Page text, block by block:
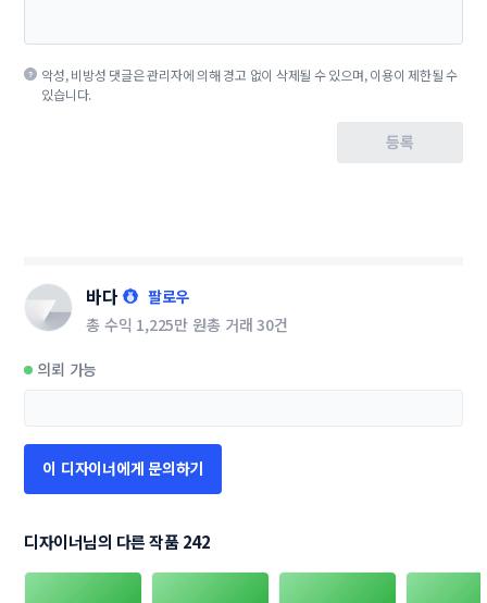
악성, 비방성 댓글은 관리자에 의해 경고 없이 삭제될 수 있으며, 이용이 제한될 수
있습니다.
등록
바다
팔로우
총 수익 1,225만 원총 거래 30건
의뢰 가능
이 디자이너에게 문의하기
디자이너님의 다른 작품 242